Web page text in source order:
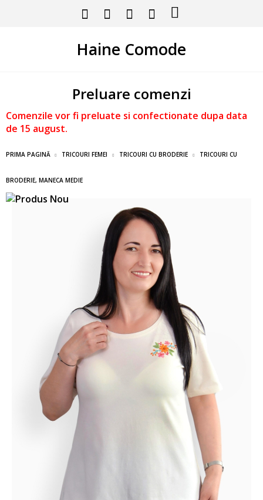
Haine Comode
Preluare comenzi
Comenzile vor fi preluate si confectionate dupa data
de 15 august.
PRIMA PAGINĂ TRICOURI FEMEI TRICOURI CU BRODERIE TRICOURI CU
BRODERIE, MANECA MEDIE